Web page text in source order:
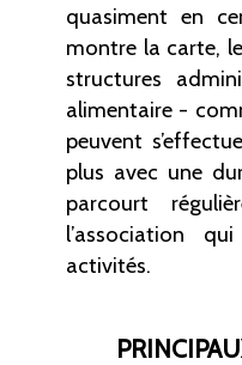
quasiment en
montre la carte,
structures
alimentaire -
peuvent
plus avec une
parcourt
l’association
activités.